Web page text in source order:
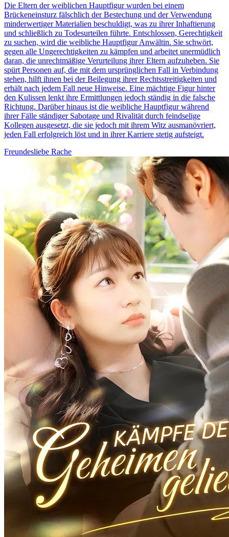
Die Eltern der weiblichen Hauptfigur wurden bei einem
Brückeneinsturz fälschlich der Bestechung und der Verwendung
minderwertiger Materialien beschuldigt, was zu ihrer Inhaftierung
und schließlich zu Todesurteilen führte. Entschlossen, Gerechtigkeit
zu suchen, wird die weibliche Hauptfigur Anwältin. Sie schwört,
gegen alle Ungerechtigkeiten zu kämpfen und arbeitet unermüdlich
daran, die unrechtmäßige Verurteilung ihrer Eltern aufzuheben. Sie
spürt Personen auf, die mit dem ursprünglichen Fall in Verbindung
stehen, hilft ihnen bei der Beilegung ihrer Rechtsstreitigkeiten und
erhält nach jedem Fall neue Hinweise. Eine mächtige Figur hinter
den Kulissen lenkt ihre Ermittlungen jedoch ständig in die falsche
Richtung. Darüber hinaus ist die weibliche Hauptfigur während
ihrer Fälle ständiger Sabotage und Rivalität durch feindselige
Kollegen ausgesetzt, die sie jedoch mit ihrem Witz ausmanövriert,
jeden Fall erfolgreich löst und in ihrer Karriere stetig aufsteigt.
Freundesliebe Rache